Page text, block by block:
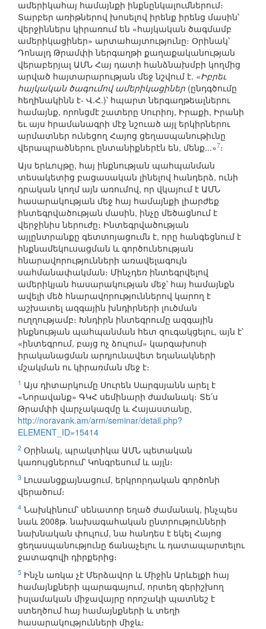
ամերիկահայ համայնքի ինքնընկալումներում։
Տարբեր առիթներով խոսելով իրենք իրենց մասին՝
վերջիններս կիրառում են «հայկական ծագմամբ
ամերիկացիներ» արտահայտությունը։ Օրինակ՝
Դոնալդ Թրամփի ներգաղթի քաղաքականության
վերաբերյալ ԱՄՆ Հայ դատի հանձնախմբի կողմից
արված հայտարարության մեջ նշվում է. «Իբրեւ
հայկական ծագումով ամերիկացիներ (ընդգծումը
հեղինակինն է- Վ.Հ.)՝ հպարտ ներգաղթեալներու
համայնք, որոնցմէ շատերը Սուրիոյ, Իրաքի, Իրանի
եւ այս հրամանագրի մէջ նշուած այլ երկիրներու
արմատներ ունեցող Հայոց ցեղասպանութիւնը
վերապրածներու ընտանիքներէն են, մենք...»7։
Այս երևույթը, հայ ինքնության պահպանման
տեսակետից բացասական լինելով հանդերձ, ունի
դրական կողմ այն առումով, որ վկայում է ԱՄՆ
հասարակության մեջ հայ համայնքի լիարժեք
ինտեգրվածության մասին, ինչը մեծացնում է
վերջինիս ներուժը։ Ինտեգրվածության
այլընտրանքը գետտոյացումն է, որը հանգեցնում է
ինքնամեկուսացման և գործունեության
հնարավորությունների առավելագույն
սահմանափակման։ Մինչդեռ ինտեգրվելով
ամերիկյան հասարակության մեջ՝ հայ համայնքն
ավելի մեծ հնարավորություններով կարող է
աշխատել ազգային խնդիրների լուծման
ուղղությամբ։ Խնդիրն ինտեգրումը ազգային
ինքնության պահպանման հետ զուգակցելու, այն է՝
«ինտեգրում, բայց ոչ ձուլում» կարգախոսի
իրականացման արդյունավետ եղանակների
մշակման ու կիրառման մեջ է։
1 Այս դիտարկումը Սուրեն Սարգսյանն արել է
«Նորավանք» ԳԿՀ սեմինարի ժամանակ։ Տե՛ս
Թրամփի վարչակազմը և Հայաստանը,
http://noravank.am/arm/seminar/detail.php?
ELEMENT_ID=15414
2 Օրինակ, պրակտիկա ԱՄՆ պետական
կառույցներում՝ Կոնգրեսում և այլն։
3 Լուսանցքայնացում, երկրորդական գործոնի
վերածում։
4 Նախկինում՝ սենատոր եղած ժամանակ, ինչպես
նաև 2008թ. նախագահական ընտրությունների
նախնական փուլում, նա հանդես է եկել Հայոց
ցեղասպանությունը ճանաչելու և դատապարտելու
ջատագովի դիրքերից։
5 Ինչն առկա չէ Մերձավոր և Միջին Արևելքի հայ
համայնքների պարագայում, որտեղ գերիշխող
իսլամական միջավայրը որոշակի պատնեշ է
ստեղծում հայ համայնքների և տեղի
հասարակությունների միջև։